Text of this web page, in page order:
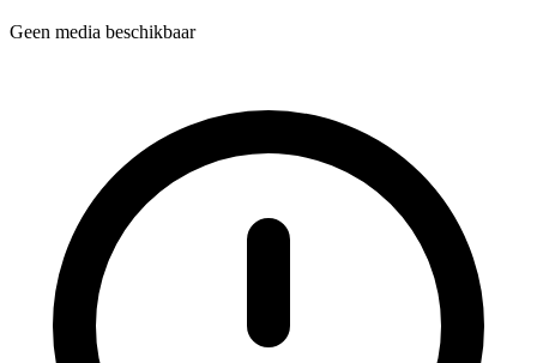
Geen media beschikbaar